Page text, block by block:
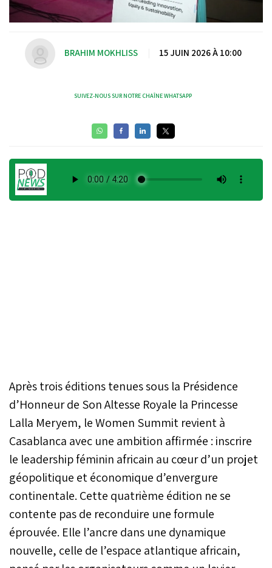
BRAHIM MOKHLISS 15 JUIN 2026 À 10:00
SUIVEZ-NOUS SUR NOTRE CHAÎNE WHATSAPP
Après trois éditions tenues sous la Présidence
d’Honneur de Son Altesse Royale la Princesse
Lalla Meryem, le Women Summit revient à
Casablanca avec une ambition affirmée : inscrire
le leadership féminin africain au cœur d’un projet
géopolitique et économique d’envergure
continentale. Cette quatrième édition ne se
contente pas de reconduire une formule
éprouvée. Elle l’ancre dans une dynamique
nouvelle, celle de l’espace atlantique africain,